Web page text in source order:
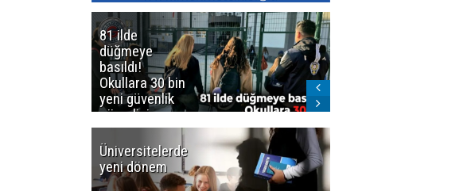
81 ilde
düğmeye
basıldı!
Okullara 30 bin
yeni güvenlik
görevlisi
Üniversitelerde
yeni dönem